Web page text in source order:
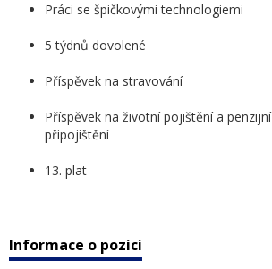
Práci se špičkovými technologiemi
5 týdnů dovolené
Příspěvek na stravování
Příspěvek na životní pojištění a penzijní
připojištění
13. plat
Informace o pozici